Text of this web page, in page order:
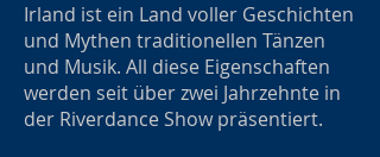
Irland ist ein Land voller Geschichten
und Mythen traditionellen Tänzen
und Musik. All diese Eigenschaften
werden seit über zwei Jahrzehnte in
der Riverdance Show präsentiert.